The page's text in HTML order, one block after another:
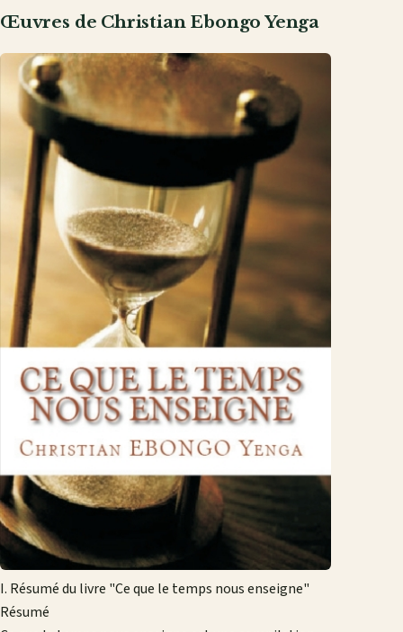
Œuvres de Christian Ebongo Yenga
I. Résumé du livre "Ce que le temps nous enseigne"
Résumé